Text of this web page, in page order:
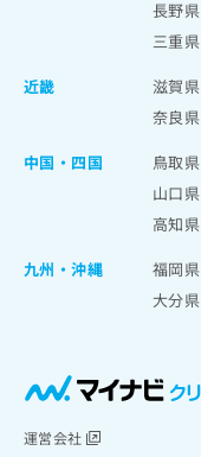
長野県
三重県
近畿
滋賀県
奈良県
中国・四国
鳥取県
山口県
高知県
九州・沖縄
福岡県
大分県
運営会社